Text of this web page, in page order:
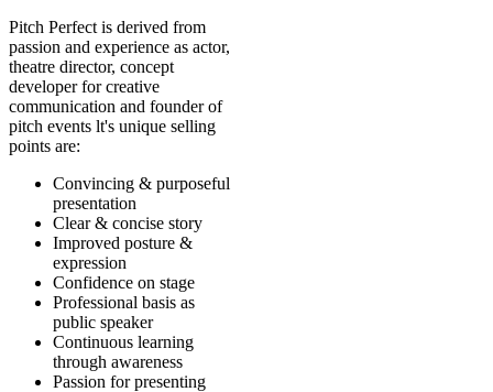
Pitch Perfect is derived from
passion and experience as actor,
theatre director, concept
developer for creative
communication and founder of
pitch events lt's unique selling
points are:
Convincing & purposeful
presentation
Clear & concise story
Improved posture &
expression
Confidence on stage
Professional basis as
public speaker
Continuous learning
through awareness
Passion for presenting​